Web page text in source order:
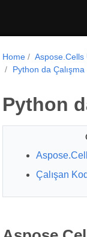
Home Aspose.Cells
Python da Çalışma
Python
Çalışan